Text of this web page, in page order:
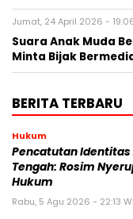
Jumat, 24 April 2026 -
Suara Anak Muda
Minta Bijak
BERITA TERBARU
Hukum
Pencatutan
Tengah: Rosim
Hukum
Rabu, 5 Agu 2026 - 22:13